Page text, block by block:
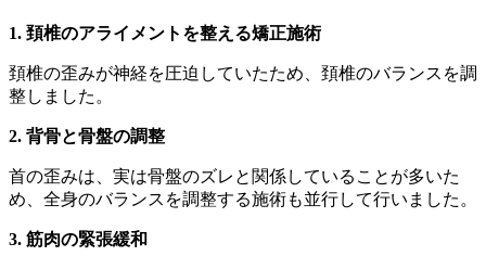
1. 頚椎のアライメントを整える矯正施術
頚椎の歪みが神経を圧迫していたため、頚椎のバランスを調
整しました。
2. 背骨と骨盤の調整
首の歪みは、実は骨盤のズレと関係していることが多いた
め、全身のバランスを調整する施術も並行して行いました。
3. 筋肉の緊張緩和